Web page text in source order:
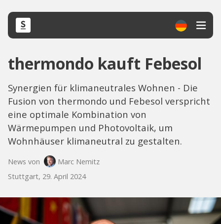
thermondo kauft Febesol
Synergien für klimaneutrales Wohnen - Die
Fusion von thermondo und Febesol verspricht
eine optimale Kombination von
Wärmepumpen und Photovoltaik, um
Wohnhäuser klimaneutral zu gestalten.
News von
Marc Nemitz
Stuttgart, 29. April 2024